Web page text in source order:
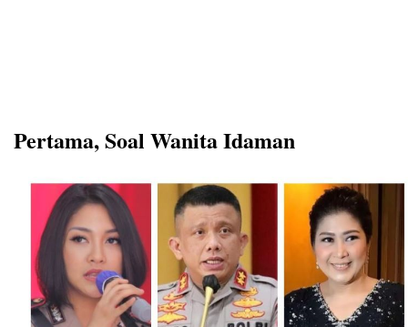
Pertama, Soal Wanita Idaman